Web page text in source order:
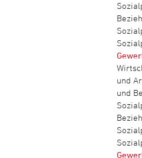
und
und